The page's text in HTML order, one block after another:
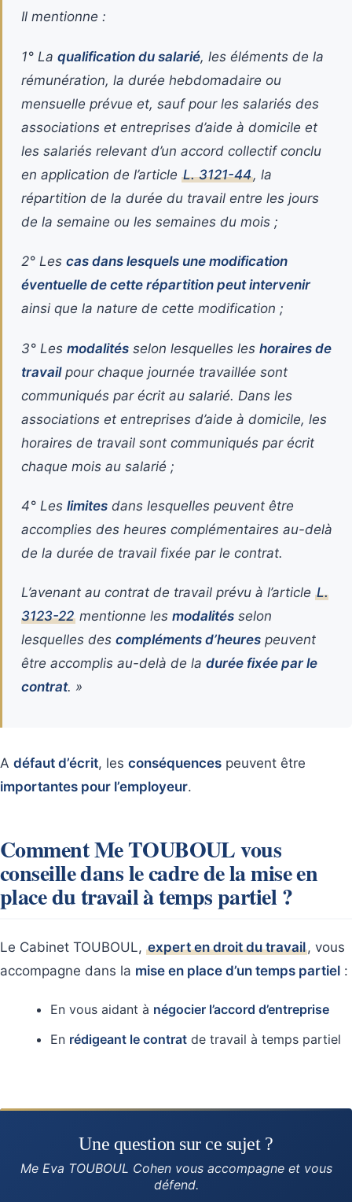
Il mentionne :
1° La qualification du salarié, les éléments de la
rémunération, la durée hebdomadaire ou
mensuelle prévue et, sauf pour les salariés des
associations et entreprises d’aide à domicile et
les salariés relevant d’un accord collectif conclu
en application de l’article L. 3121-44, la
répartition de la durée du travail entre les jours
de la semaine ou les semaines du mois ;
2° Les cas dans lesquels une modification
éventuelle de cette répartition peut intervenir
ainsi que la nature de cette modification ;
3° Les modalités selon lesquelles les horaires de
travailpour chaque journée travaillée sont
communiqués par écrit au salarié. Dans les
associations et entreprises d’aide à domicile, les
horaires de travail sont communiqués par écrit
chaque mois au salarié ;
4° Les limites dans lesquelles peuvent être
accomplies des heures complémentaires au-delà
de la durée de travail fixée par le contrat.
L’avenant au contrat de travail prévu à l’article L.
3123-22 mentionne les modalités selon
lesquelles des compléments d’heures peuvent
être accomplis au-delà de la durée fixée par le
contrat. »
A défaut d’écrit, les conséquences peuvent être
importantes pour l’employeur.
Comment Me TOUBOUL vous
conseille dans le cadre de la mise en
place du travail à temps partiel ?
Le Cabinet TOUBOUL, expert en droit du travail , vous
accompagne dans la mise en place d’un temps partiel :
En vous aidant à négocier l’accord d’entreprise
En rédigeant le contrat de travail à temps partiel
Une question sur ce sujet ?
Me Eva TOUBOUL Cohen vous accompagne et vous
défend.